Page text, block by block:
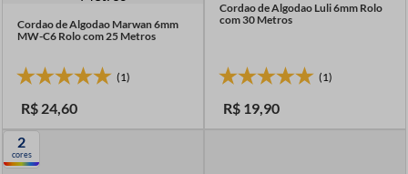
Cordao de Algodao Marwan 6mm
MW-C6 Rolo com 25 Metros
(1)
R$ 24,60
Cordao de Algodao Luli 6mm Rolo
com 30 Metros
(1)
R$ 19,90
2
cores